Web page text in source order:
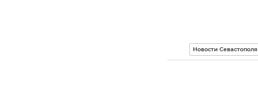
Новости Севастополя